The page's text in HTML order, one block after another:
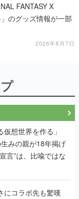
FANTASY X
のグッズ情報が一部
2026年8月7日
仮想世界を作る」
みの親が18年掲げ
言”は、比喩ではな
にコラボ先も驚嘆